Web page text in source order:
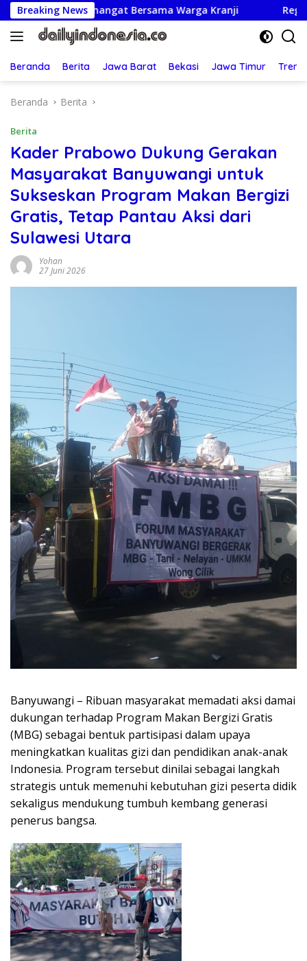
Langsung
ke
konten
Breaking News
Bersama Warga Kranji Regenerasi Adil:
Beranda Berita Jawa Barat Bekasi Jawa Timur
Beranda Berita
Berita
Kader Prabowo Dukung Gerakan
Masyarakat Banyuwangi untuk
Sukseskan Program Makan Bergizi
Gratis, Tetap Pantau Aksi dari
Sulawesi Utara
Yohan
27 Juni 2026
Banyuwangi – Ribuan masyarakat memadati aksi damai
dukungan terhadap Program Makan Bergizi Gratis
(MBG) sebagai bentuk partisipasi dalam upaya
meningkatkan kualitas gizi dan pendidikan anak-anak
Indonesia. Program tersebut dinilai sebagai langkah
strategis untuk memenuhi kebutuhan gizi peserta didik
sekaligus mendukung tumbuh kembang generasi
penerus bangsa.